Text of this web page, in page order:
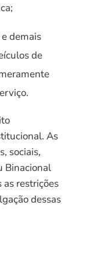
demais
de
As
sociais,
Binacional
restrições
dessas